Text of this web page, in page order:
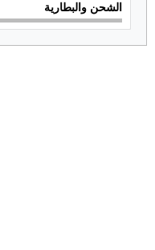
الشحن والبطارية